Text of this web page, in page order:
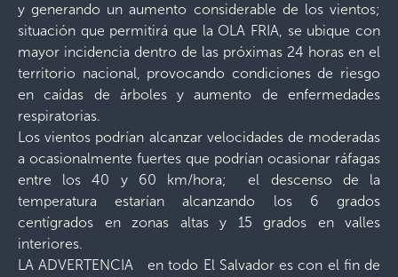
y generando un aumento considerable de los vientos;
situación que permitirá que la OLA FRIA, se ubique con
mayor incidencia dentro de las próximas 24 horas en el
territorio nacional, provocando condiciones de riesgo
en caídas de árboles y aumento de enfermedades
respiratorias.
Los vientos podrían alcanzar velocidades de moderadas
a ocasionalmente fuertes que podrían ocasionar ráfagas
entre los 40 y 60 km/hora; el descenso de la
temperatura estarían alcanzando los 6 grados
centígrados en zonas altas y 15 grados en valles
interiores.
LA ADVERTENCIA en todo El Salvador es con el fin de